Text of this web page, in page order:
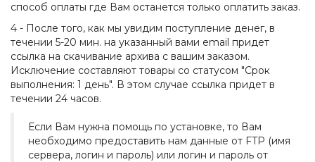
способ оплаты где Вам останется только оплатить заказ.
4 - После того, как мы увидим поступление денег, в
течении 5-20 мин. на указанный вами email придет
ссылка на скачивание архива с вашим заказом.
Исключение составляют товары со статусом "Срок
выполнения: 1 день". В этом случае ссылка придет в
течении 24 часов.
Если Вам нужна помощь по установке, то Вам
необходимо предоставить нам данные от FTP (имя
сервера, логин и пароль) или логин и пароль от